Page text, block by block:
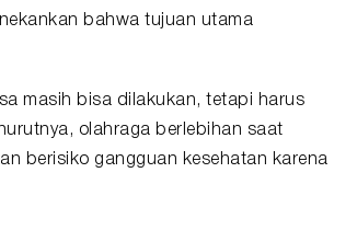
bahwa tujuan utama
masih bisa dilakukan, tetapi harus
olahraga berlebihan saat
berisiko gangguan kesehatan karena